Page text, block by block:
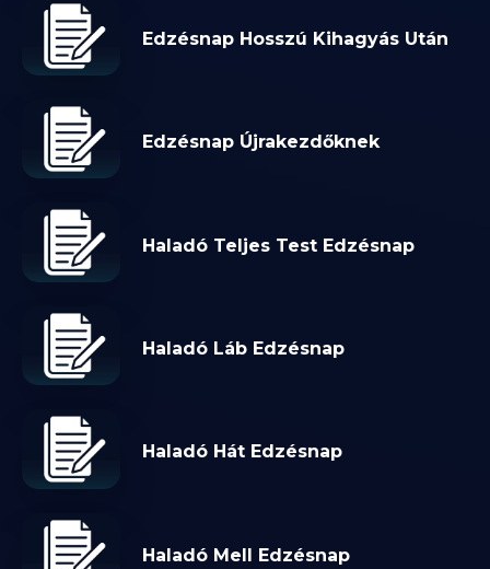
Edzésnap Hosszú Kihagyás Után
Edzésnap Újrakezdőknek
Haladó Teljes Test Edzésnap
Haladó Láb Edzésnap
Haladó Hát Edzésnap
Haladó Mell Edzésnap